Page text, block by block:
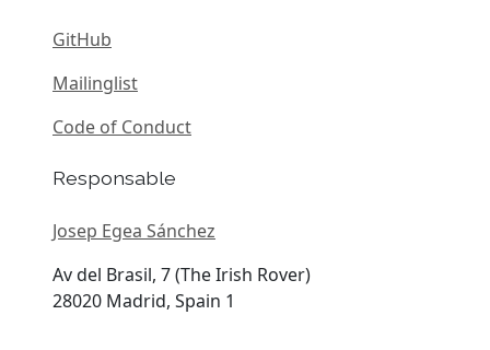
GitHub
Mailinglist
Code of Conduct
Responsable
Josep Egea Sánchez
Av del Brasil, 7 (The Irish Rover)
28020 Madrid, Spain 1